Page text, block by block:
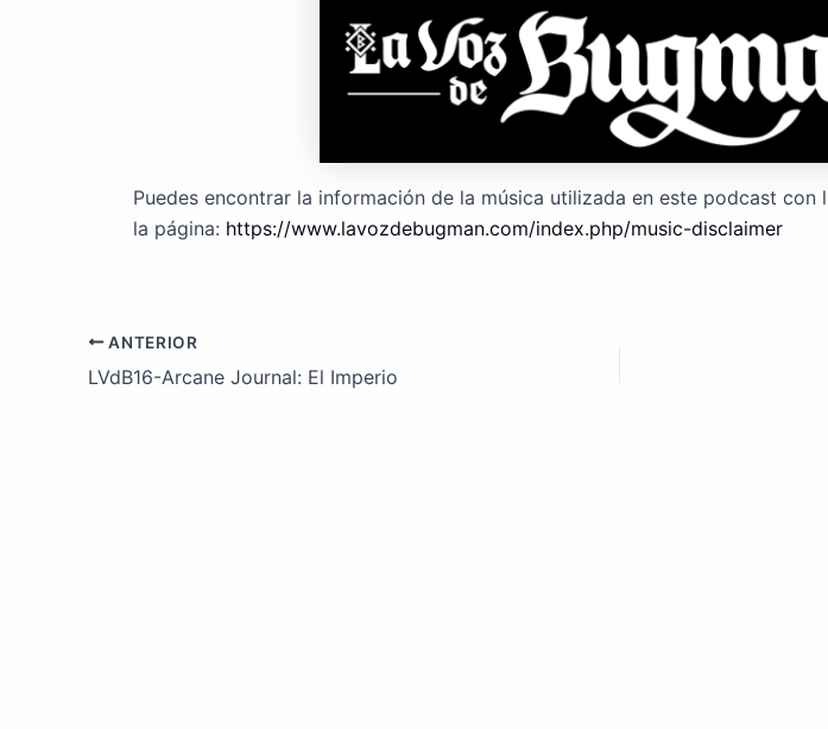
Puedes encontrar la información de la música utilizada en este podcast con
la página: https://www.lavozdebugman.com/index.php/music-disclaimer
ANTERIOR
LVdB16-Arcane Journal: El Imperio